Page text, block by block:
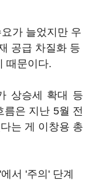
가 늘었지만 우
공급 차질화 등
때문이다.
상승세 확대 등
름은 지난 5월 전
는 게 이창용 총
서 '주의' 단계